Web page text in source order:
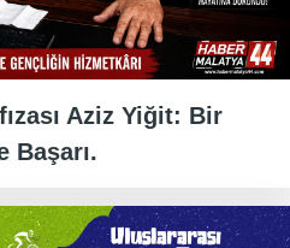
Aziz Yiğit: Bir
Başarı.